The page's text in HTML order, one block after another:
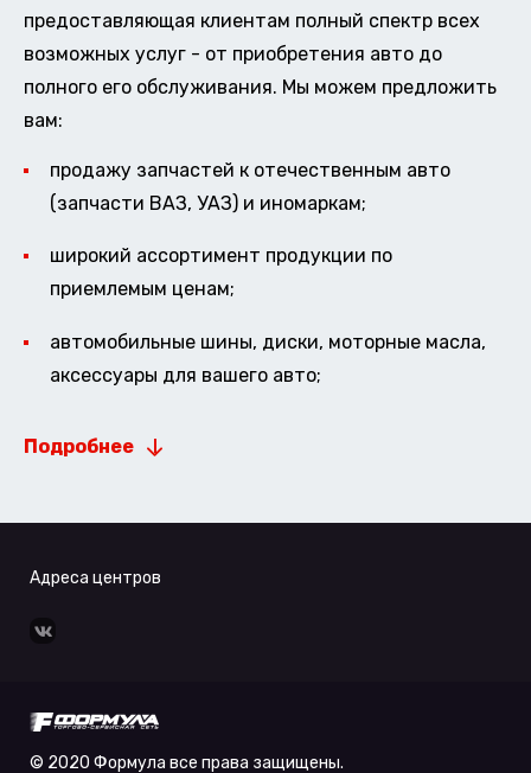
предоставляющая клиентам полный спектр всех
возможных услуг - от приобретения авто до
полного его обслуживания. Мы можем предложить
вам:
продажу запчастей к отечественным авто
(запчасти ВАЗ, УАЗ) и иномаркам;
широкий ассортимент продукции по
приемлемым ценам;
автомобильные шины, диски, моторные масла,
аксессуары для вашего авто;
Подробнее
Адреса центров
© 2020 Формула все права защищены.